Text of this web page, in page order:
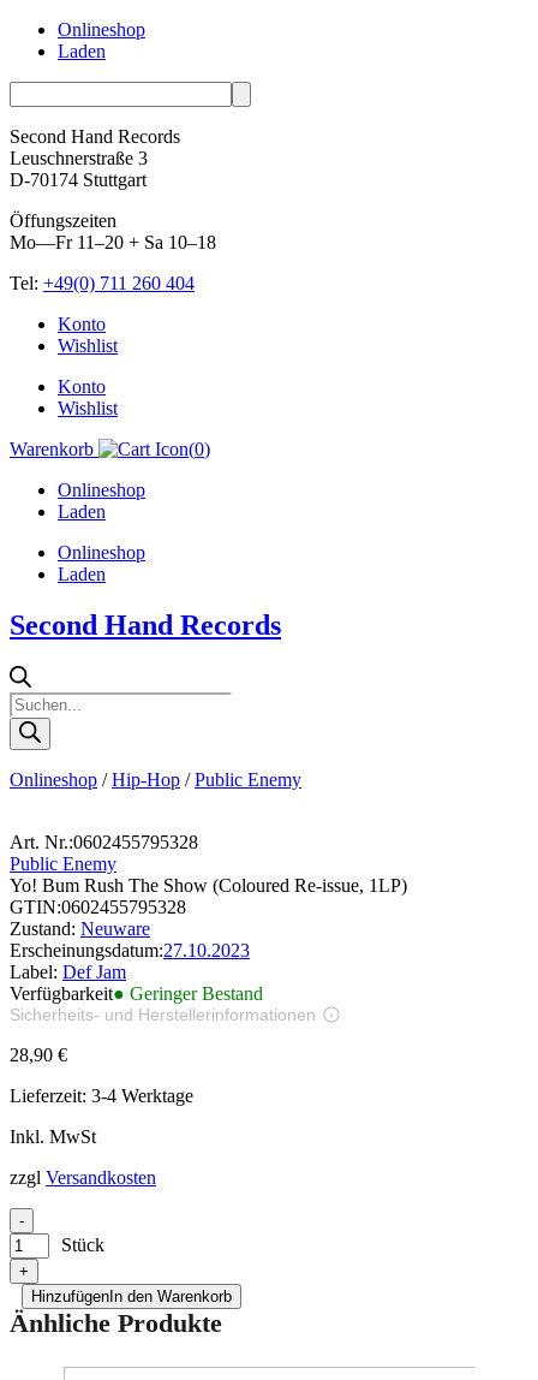
Onlineshop
Laden
Second Hand Records
Leuschnerstraße 3
D-70174 Stuttgart
Öffungszeiten
Mo—Fr 11–20 + Sa 10–18
Tel: +49(0) 711 260 404
Skip
Konto
Wishlist
Konto
Wishlist
Warenkorb
(0)
Onlineshop
Laden
Onlineshop
Laden
Second Hand Records
Products
search
Onlineshop /Hip-Hop /Public Enemy
Art. Nr.:0602455795328
Public Enemy
Yo! Bum Rush The Show (Coloured Re-issue, 1LP)
GTIN:0602455795328
Zustand: Neuware
Erscheinungsdatum:27.10.2023
Label: Def Jam
Verfügbarkeit● Geringer Bestand
Sicherheits- und Herstellerinformationen
28,90 €
Lieferzeit: 3-4 Werktage
Inkl. MwSt
zzgl Versandkosten
-
Stück
+
HinzufügenIn den Warenkorb
Änhliche Produkte